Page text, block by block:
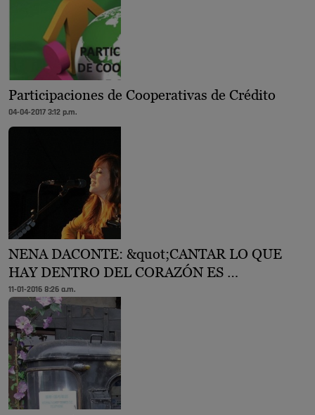
Participaciones de Cooperativas de Crédito
04-04-2017 3:12 p.m.
NENA DACONTE: &quot;CANTAR LO QUE
HAY DENTRO DEL CORAZÓN ES …
11-01-2016 8:26 a.m.